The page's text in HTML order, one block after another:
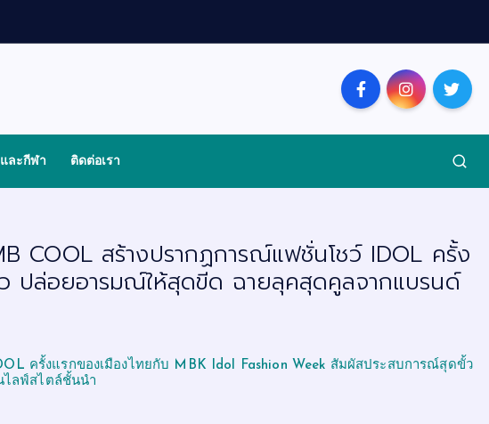
ละกีฬา ติดต่อเรา
COOL สร้างปรากฏการณ์แฟชั่นโชว์ IDOL ครั้ง
ปล่อยอารมณ์ให้สุดขีด ฉายลุคสุดคูลจากแบรนด์
ครั้งแรกของเมืองไทยกับ MBK Idol Fashion Week สัมผัสประสบการณ์สุดขั้ว
ลฟ์สไตล์ชั้นนำ